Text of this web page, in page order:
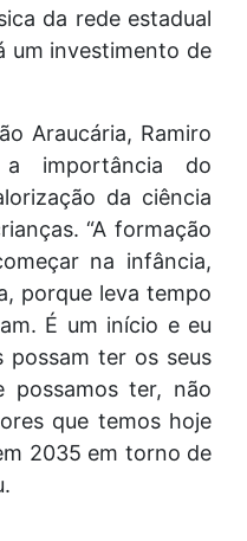
da rede estadual
um investimento de
Araucária, Ramiro
a importância do
da ciência
“A formação
na infância,
porque leva tempo
É um início e eu
possam ter os seus
possamos ter, não
que temos hoje
2035 em torno de